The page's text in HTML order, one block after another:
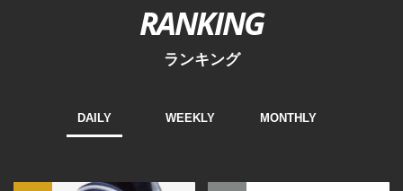
RANKING
ランキング
DAILY WEEKLY MONTHLY